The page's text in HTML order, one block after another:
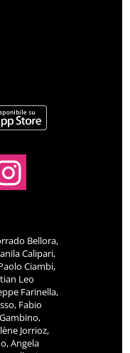
Bellora,
Calipari,
Ciambi,
Leo
Farinella,
Fabio
Jorrioz,
Angela